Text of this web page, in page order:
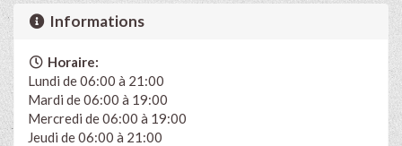
Informations
Horaire:
Lundi de 06:00 à 21:00
Mardi de 06:00 à 19:00
Mercredi de 06:00 à 19:00
Jeudi de 06:00 à 21:00